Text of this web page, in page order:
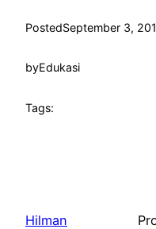
PostedSeptember 3,
byEdukasi
Tags:
Hilman